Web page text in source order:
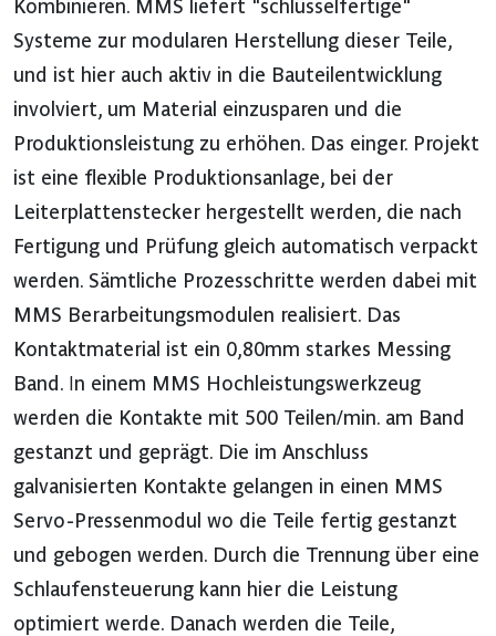
Kombinieren. MMS liefert "schlüsselfertige"
Systeme zur modularen Herstellung dieser Teile,
und ist hier auch aktiv in die Bauteilentwicklung
involviert, um Material einzusparen und die
Produktionsleistung zu erhöhen. Das einger. Projekt
ist eine flexible Produktionsanlage, bei der
Leiterplattenstecker hergestellt werden, die nach
Fertigung und Prüfung gleich automatisch verpackt
werden. Sämtliche Prozesschritte werden dabei mit
MMS Berarbeitungsmodulen realisiert. Das
Kontaktmaterial ist ein 0,80mm starkes Messing
Band. In einem MMS Hochleistungswerkzeug
werden die Kontakte mit 500 Teilen/min. am Band
gestanzt und geprägt. Die im Anschluss
galvanisierten Kontakte gelangen in einen MMS
Servo-Pressenmodul wo die Teile fertig gestanzt
und gebogen werden. Durch die Trennung über eine
Schlaufensteuerung kann hier die Leistung
optimiert werde. Danach werden die Teile,